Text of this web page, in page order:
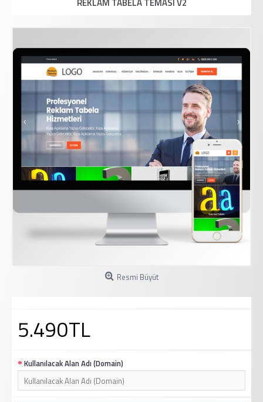
Resmi Büyüt
5.490TL
Kullanılacak Alan Adı (Domain)